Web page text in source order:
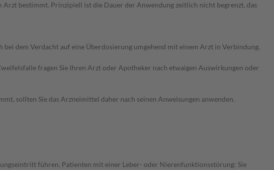
bestimmt. Prinzipiell ist die Dauer der Anwendung zeitlich nicht begrenzt, das
bei dem Verdacht auf eine Überdosierung umgehend mit einem Arzt in Verbindung.
fragen Sie Ihren Arzt oder Apotheker nach etwaigen Auswirkungen oder
sollten Sie das Arzneimittel daher nach seinen Anweisungen anwenden.
führen. Patienten mit einer Leber- oder Nierenfunktionsstörung: Sie